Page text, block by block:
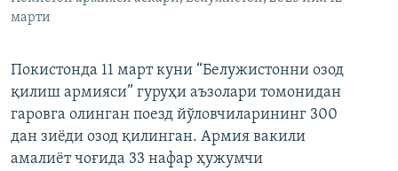
марти
Покистонда 11 март куни “Белужистонни озод
қилиш армияси” гуруҳи аъзолари томонидан
гаровга олинган поезд йўловчиларининг 300
дан зиёди озод қилинган. Армия вакили
амалиёт чоғида 33 нафар ҳужумчи